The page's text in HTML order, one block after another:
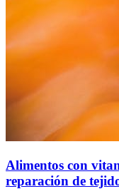
Alimentos con
reparación de